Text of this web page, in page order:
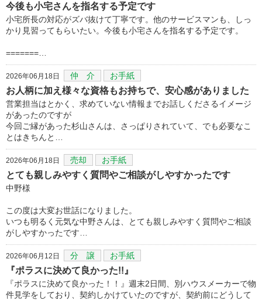
今後も小宅さんを指名する予定です
小宅所長の対応がズバ抜けて丁寧です。他のサービスマンも、しっ
かり見習ってもらいたい。今後も小宅さんを指名する予定です。
=======…
2026年06月18日 仲 介 お手紙
お人柄に加え様々な資格もお持ちで、安心感がありました
営業担当はとかく、求めていない情報までお話しくださるイメージ
があったのですが
今回ご縁があった杉山さんは、さっぱりされていて、でも必要なこ
とはきちんと…
2026年06月18日 売却 お手紙
とても親しみやすく質問やご相談がしやすかったです
中野様
この度は大変お世話になりました。
いつも明るく元気な中野さんは、とても親しみやすく質問やご相談
がしやすかったです…
2026年06月12日 分 譲 お手紙
『ポラスに決めて良かった!!』
『ポラスに決めて良かった！！』週末2日間、別ハウスメーカーで物
件見学をしており、契約しかけていたのですが、契約前にどうして